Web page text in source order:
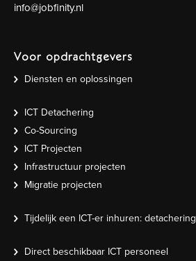
info@jobfinity.nl
Voor opdrachtgevers
Diensten en oplossingen
ICT Detachering
Co-Sourcing
ICT Projecten
Infrastructuur projecten
Migratie projecten
Tijdelijk een ICT-er inhuren: detachering
Direct beschikbaar ICT personeel